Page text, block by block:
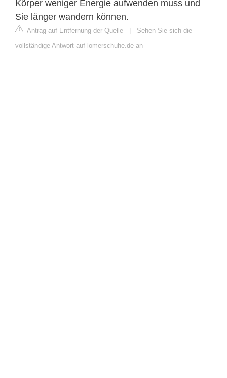
Körper weniger Energie aufwenden muss und
Sie länger wandern können.
Antrag auf Entfernung der Quelle | Sehen Sie sich die
vollständige Antwort auf lomerschuhe.de an